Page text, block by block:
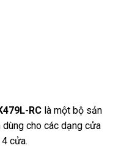
RC là một bộ sản
cho các dạng cửa
cửa.